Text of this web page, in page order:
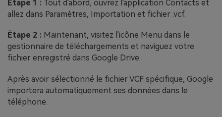
Étape 1 : Tout d'abord, ouvrez l'application Contacts et
allez dans Paramètres, Importation et fichier .vcf.
Étape 2 : Maintenant, visitez l'icône Menu dans le
gestionnaire de téléchargements et naviguez votre
fichier enregistré dans Google Drive.
Après avoir sélectionné le fichier VCF spécifique, Google
importera automatiquement ses données dans le
téléphone.